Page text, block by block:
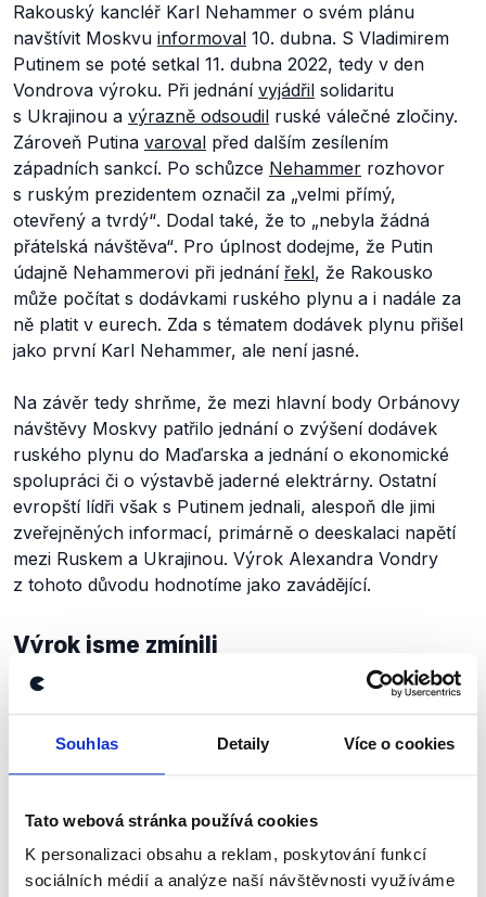
Souhlas Detaily Více o cookies
Tato webová stránka používá cookies
K personalizaci obsahu a reklam, poskytování funkcí
sociálních médií a analýze naší návštěvnosti využíváme
Rakouský kancléř Karl Nehammer o svém plánu
navštívit Moskvu informoval 10. dubna. S Vladimirem
Putinem se poté setkal 11. dubna 2022, tedy v den
Vondrova výroku. Při jednání vyjádřil solidaritu
s Ukrajinou a výrazně odsoudil ruské válečné zločiny.
Zároveň Putina varoval před dalším zesílením
západních sankcí. Po schůzce Nehammer rozhovor
s ruským prezidentem označil za „velmi přímý,
otevřený a tvrdý“. Dodal také, že to „nebyla žádná
přátelská návštěva“. Pro úplnost dodejme, že Putin
údajně Nehammerovi při jednání řekl, že Rakousko
může počítat s dodávkami ruského plynu a i nadále za
ně platit v eurech. Zda s tématem dodávek plynu přišel
jako první Karl Nehammer, ale není jasné.
Na závěr tedy shrňme, že mezi hlavní body Orbánovy
návštěvy Moskvy patřilo jednání o zvýšení dodávek
ruského plynu do Maďarska a jednání o ekonomické
spolupráci či o výstavbě jaderné elektrárny. Ostatní
evropští lídři však s Putinem jednali, alespoň dle jimi
zveřejněných informací, primárně o deeskalaci napětí
mezi Ruskem a Ukrajinou. Výrok Alexandra Vondry
z tohoto důvodu hodnotíme jako zavádějící.
Výrok jsme zmínili